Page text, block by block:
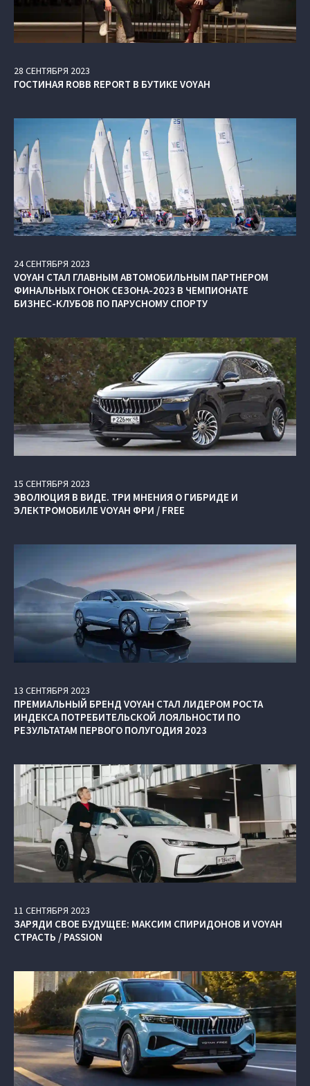
28 СЕНТЯБРЯ 2023
ГОСТИНАЯ ROBB REPORT В БУТИКЕ VOYAH
24СЕНТЯБРЯ 2023
VOYAH СТАЛ ГЛАВНЫМ АВТОМОБИЛЬНЫМ ПАРТНЕРОМ
ФИНАЛЬНЫХ ГОНОК СЕЗОНА-2023 В ЧЕМПИОНАТЕ
БИЗНЕС-КЛУБОВ ПО ПАРУСНОМУ СПОРТУ
15 СЕНТЯБРЯ 2023
ЭВОЛЮЦИЯ В ВИДЕ. ТРИ МНЕНИЯ О ГИБРИДЕ И
ЭЛЕКТРОМОБИЛЕ VOYAH ФРИ / FREE
13 СЕНТЯБРЯ 2023
ПРЕМИАЛЬНЫЙ БРЕНД VOYAH СТАЛ ЛИДЕРОМ РОСТА
ИНДЕКСА ПОТРЕБИТЕЛЬСКОЙ ЛОЯЛЬНОСТИ ПО
РЕЗУЛЬТАТАМ ПЕРВОГО ПОЛУГОДИЯ 2023
11 СЕНТЯБРЯ 2023
ЗАРЯДИ СВОЕ БУДУЩЕЕ: МАКСИМ СПИРИДОНОВ И VOYAH
СТРАСТЬ / PASSION